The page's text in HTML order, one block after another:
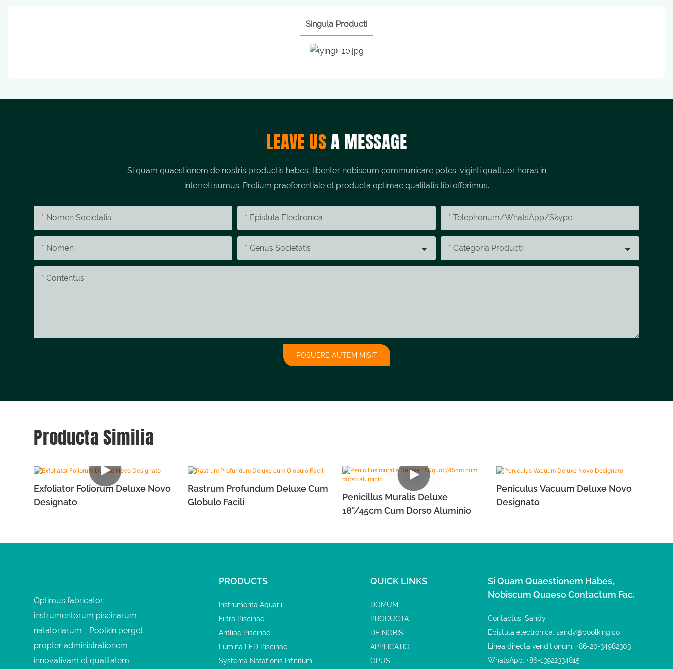
Singula Producti
LEAVE USA MESSAGE
Si quam quaestionem de nostris productis habes, libenter nobiscum communicare potes; viginti quattuor horas in
interreti sumus. Pretium praeferentiale et producta optimae qualitatis tibi offerimus.
Nomen Societatis Epistula Electronica Telephonum/whatsApp/skype
Nomen Genus Societatis Categoria Producti
Contentus
POSUERE AUTEM MISIT
Producta Similia
Exfoliator Foliorum Deluxe Novo
Designato
Rastrum Profundum Deluxe Cum
Globulo Facili
Penicillus Muralis Deluxe
18"/45cm Cum Dorso Aluminio
Peniculus Vacuum Deluxe Novo
Designato
Optimus fabricator
instrumentorum piscinarum
natatoriarum - Poolkin perget
propter administrationem
innovativam et qualitatem
PRODUCTS
Instrumenta Aquarii
Filtra Piscinae
Antliae Piscinae
Lumina LED Piscinae
Systema Natationis Infinitum
QUICK LINKS
DOMUM
PRODUCTA
DE NOBIS
APPLICATIO
OPUS
Si Quam Quaestionem Habes,
Nobiscum Quaeso Contactum Fac.
Contactus: Sandy
Epistula electronica:sandy@poolking.co
Linea directa venditionum: +86-20-34982303
WhatsApp: +86-13922334815